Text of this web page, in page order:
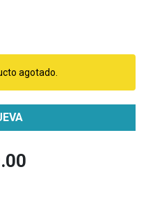
agotado.